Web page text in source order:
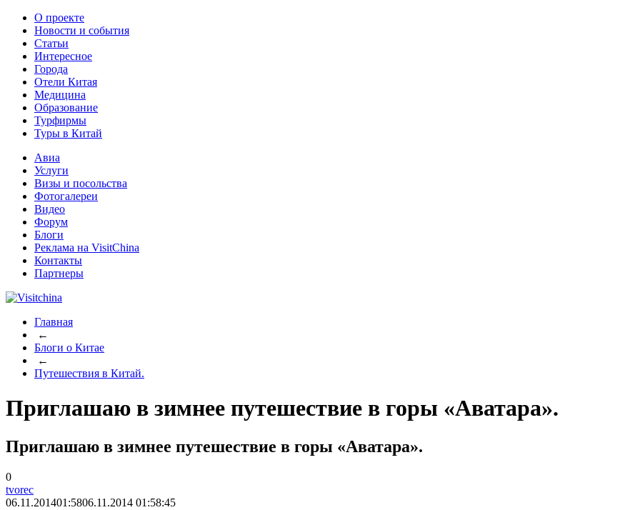
О проекте
Новости и события
Статьи
Интересное
Города
Отели Китая
Медицина
Образование
Турфирмы
Туры в Китай
Авиа
Услуги
Визы и посольства
Фотогалереи
Видео
Форум
Блоги
Реклама на VisitChina
Контакты
Партнеры
Главная
←
Блоги о Китае
←
Путешествия в Китай.
Приглашаю в зимнее путешествие в горы «Аватара».
Приглашаю в зимнее путешествие в горы «Аватара».
0
tvorec
06.11.201401:5806.11.2014 01:58:45